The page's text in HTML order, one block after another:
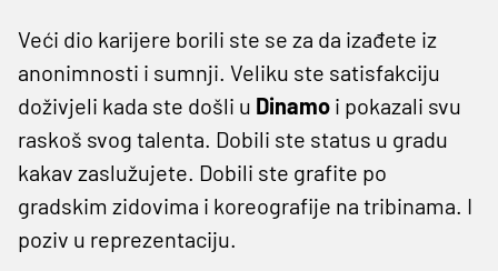
Veći dio karijere borili ste se za da izađete iz
anonimnosti i sumnji. Veliku ste satisfakciju
doživjeli kada ste došli u Dinamo i pokazali svu
raskoš svog talenta. Dobili ste status u gradu
kakav zaslužujete. Dobili ste grafite po
gradskim zidovima i koreografije na tribinama. I
poziv u reprezentaciju.